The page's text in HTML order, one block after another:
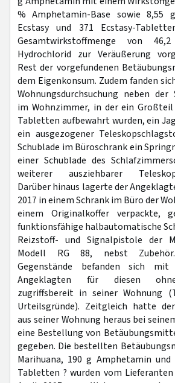
% Amphetamin-Base sowie 8,55
Ecstasy und 371 Ecstasy-
Gesamtwirkstoffmenge von
Hydrochlorid zur Veräußerung
Rest der vorgefundenen
dem Eigenkonsum. Zudem fanden
Wohnungsdurchsuchung neben der
im Wohnzimmer, in der ein Großteil
Tabletten aufbewahrt wurden, ein
ein ausgezogener
Schublade im Büroschrank ein
einer Schublade des
weiterer ausziehbarer
Darüber hinaus lagerte der
2017 in einem Schrank im Büro der
einem Originalkoffer verpackte,
funktionsfähige halbautomatische
Reizstoff- und Signalpistole der
Modell RG 88, nebst
Gegenstände befanden sich mit
Angeklagten für diesen
zugriffsbereit in seiner Wohnung
Urteilsgründe). Zeitgleich hatte
aus seiner Wohnung heraus bei
eine Bestellung von
gegeben. Die bestellten
Marihuana, 190 g Amphetamin und
Tabletten ? wurden vom